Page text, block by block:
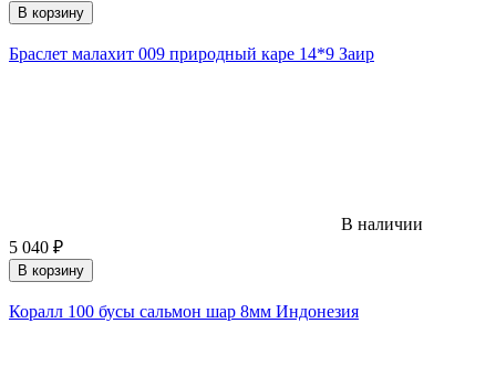
В корзину
Браслет малахит 009 природный каре 14*9 Заир
В наличии
5 040 ₽
В корзину
Коралл 100 бусы сальмон шар 8мм Индонезия